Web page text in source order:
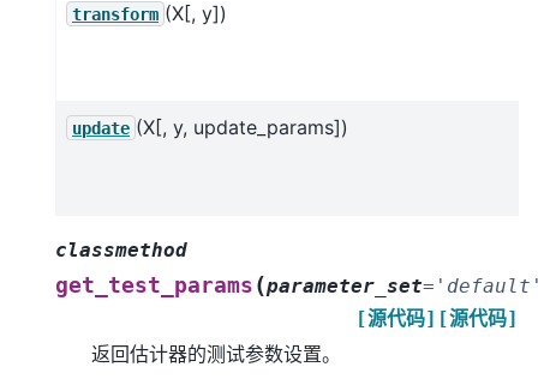
transform (X[, y])
update (X[, y, update_params])
classmethod
get_test_params (parameter_set=
[源代码]
[源代码]
返回估计器的测试参数设置。